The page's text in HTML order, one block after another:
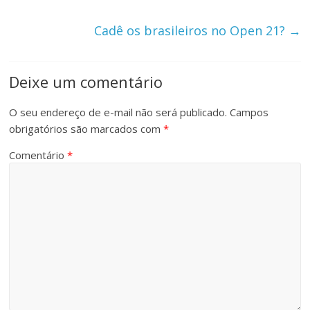
Cadê os brasileiros no Open 21? →
Deixe um comentário
O seu endereço de e-mail não será publicado. Campos
obrigatórios são marcados com*
Comentário*